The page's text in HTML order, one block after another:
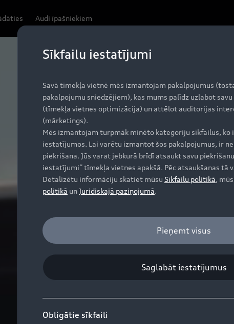
Audi īpašniekiem
Sīkfailu iestatījumi
Savā tīmekļa vietnē mēs izmantojam pakalpojumus
pakalpojumu sniedzējiem), kas mums palīdz uzlabot
(tīmekļa vietnes optimizācija) un attēlot auditorijas
(mārketings).
Mēs izmantojam turpmāk minēto kategoriju sīkfailus, ko
iestatījumos. Lai varētu izmantot šos pakalpojumus, ir
piekrišana. Jūs varat jebkurā brīdī atsaukt savu
iestatījumi” tīmekļa vietnes apakšā. Pēc atsaukšanas tā
Detalizētu informāciju skatiet mūsu Sīkfailu politikā,
politikā unJuridiskajā paziņojumā.
Pieņemt visus
Saglabāt iestatījumus
Obligātie sīkfaili